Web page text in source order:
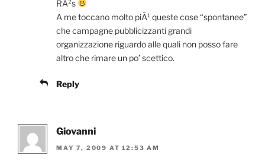
RÃ²s
A me toccano molto piÃ¹ queste cose “spontanee”
che campagne pubblicizzanti grandi
organizzazione riguardo alle quali non posso fare
altro che rimare un po’ scettico.
Reply
Giovanni
MAY 7, 2009 AT 12:53 AM